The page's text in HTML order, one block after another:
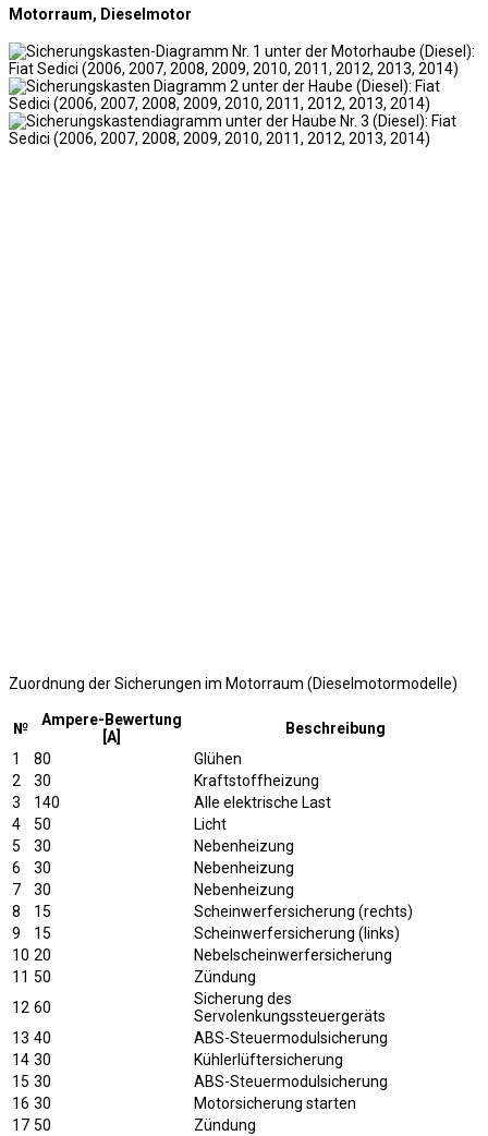
Motorraum, Dieselmotor
Zuordnung der Sicherungen im Motorraum (Dieselmotormodelle)
№
Ampere-Bewertung
[A]
Beschreibung
1
80
Glühen
2
30
Kraftstoffheizung
3
140
Alle elektrische Last
4
50
Licht
5
30
Nebenheizung
6
30
Nebenheizung
7
30
Nebenheizung
8
15
Scheinwerfersicherung (rechts)
9
15
Scheinwerfersicherung (links)
10 20
Nebelscheinwerfersicherung
11 50
Zündung
12 60
Sicherung des
Servolenkungssteuergeräts
13 40
ABS-Steuermodulsicherung
14 30
Kühlerlüftersicherung
15 30
ABS-Steuermodulsicherung
16 30
Motorsicherung starten
17 50
Zündung